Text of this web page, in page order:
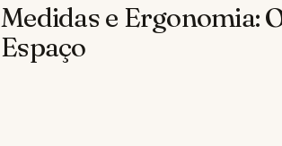
Medidas e Ergonomia:
Espaço